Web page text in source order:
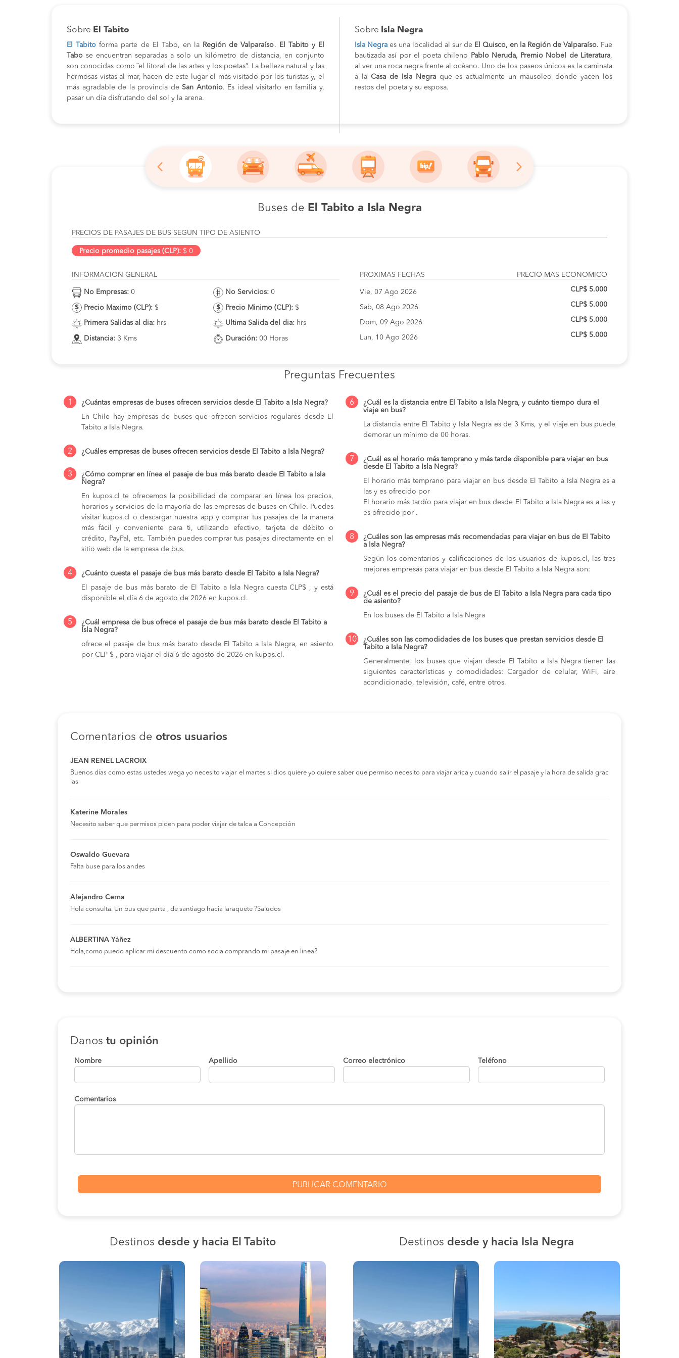
Sobre El Tabito
El Tabito forma parte de El Tabo, en la Región de Valparaíso.
El Tabito y El
Tabo se encuentran separadas a solo un kilómetro de distancia, en conjunto
son conocidas como ¨el litoral de las artes y los poetas”. La belleza natural y las
hermosas vistas al mar, hacen de este lugar el más visitado por los turistas y, el
más agradable de la provincia deSan Antonio. Es ideal visitarlo en familia y,
pasar un día disfrutando del sol y la arena.
Sobre Isla Negra
Isla Negra es una localidad al sur de El Quisco, en la Región de Valparaíso. Fue
bautizada así por el poeta chileno
Pablo Neruda, Premio Nobel de Literatura,
al ver una roca negra frente al océano. Uno de los paseos únicos es la caminata
a laCasa de Isla Negraque es actualmente un mausoleo donde yacen los
restos del poeta y su esposa.
Buses de El Tabito a Isla Negra
PRECIOS DE PASAJES DE BUS SEGUN TIPO DE ASIENTO
Precio promedio pasajes (CLP): $ 0
INFORMACION GENERAL
No Empresas: 0
Precio Maximo (CLP): $
Primera Salidas al dia: hrs
Distancia: 3 Kms
No Servicios: 0
Precio Minimo (CLP): $
Ultima Salida del dia: hrs
Duración: 00 Horas
PROXIMAS FECHAS PRECIO MAS ECONOMICO
Vie, 07 Ago 2026
Sab, 08 Ago 2026
Dom, 09 Ago 2026
Lun, 10 Ago 2026
CLP$ 5.000
CLP$ 5.000
CLP$ 5.000
CLP$ 5.000
Preguntas Frecuentes
1
¿Cuántas empresas de buses ofrecen servicios desde El Tabito a Isla Negra?
En Chile hay empresas de buses que ofrecen servicios regulares desde El
Tabito a Isla Negra.
2 ¿Cuáles empresas de buses ofrecen servicios desde El Tabito a Isla Negra?
3
¿Cómo comprar en línea el pasaje de bus más barato desde El Tabito a Isla
Negra?
En kupos.cl te ofrecemos la posibilidad de comparar en línea los precios,
horarios y servicios de la mayoría de las empresas de buses en Chile. Puedes
visitar kupos.cl o descargar nuestra app y comprar tus pasajes de la manera
más fácil y conveniente para ti, utilizando efectivo, tarjeta de débito o
crédito, PayPal, etc. También puedes comprar tus pasajes directamente en el
sitio web de la empresa de bus.
4
¿Cuánto cuesta el pasaje de bus más barato desde El Tabito a Isla Negra?
El pasaje de bus más barato de El Tabito a Isla Negra cuesta CLP$ , y está
disponible el día 6 de agosto de 2026 en kupos.cl.
5
¿Cuál empresa de bus ofrece el pasaje de bus más barato desde El Tabito a
Isla Negra?
ofrece el pasaje de bus más barato desde El Tabito a Isla Negra, en asiento
por CLP $ , para viajar el día 6 de agosto de 2026 en kupos.cl.
6
¿Cuál es la distancia entre El Tabito a Isla Negra, y cuánto tiempo dura el
viaje en bus?
La distancia entre El Tabito y Isla Negra es de 3 Kms, y el viaje en bus puede
demorar un mínimo de 00 horas.
7
¿Cuál es el horario más temprano y más tarde disponible para viajar en bus
desde El Tabito a Isla Negra?
El horario más temprano para viajar en bus desde El Tabito a Isla Negra es a
las y es ofrecido por
El horario más tardío para viajar en bus desde El Tabito a Isla Negra es a las y
es ofrecido por .
8
¿Cuáles son las empresas más recomendadas para viajar en bus de El Tabito
a Isla Negra?
Según los comentarios y calificaciones de los usuarios de kupos.cl, las tres
mejores empresas para viajar en bus desde El Tabito a Isla Negra son:
9
¿Cuál es el precio del pasaje de bus de El Tabito a Isla Negra para cada tipo
de asiento?
En los buses de El Tabito a Isla Negra
10
¿Cuáles son las comodidades de los buses que prestan servicios desde El
Tabito a Isla Negra?
Generalmente, los buses que viajan desde El Tabito a Isla Negra tienen las
siguientes características y comodidades: Cargador de celular, WiFi, aire
acondicionado, televisión, café, entre otros.
Comentarios de otros usuarios
JEAN RENEL LACROIX
Buenos días como estas ustedes wega yo necesito viajar el martes si dios quiere yo quiere saber que permiso necesito para viajar arica y cuando salir el pasaje y la hora de salida grac
ias
Katerine Morales
Necesito saber que permisos piden para poder viajar de talca a Concepción
Oswaldo Guevara
Falta buse para los andes
Alejandro Cerna
Hola consulta. Un bus que parta , de santiago hacia laraquete ?Saludos
ALBERTINA Yáñez
Hola,como puedo aplicar mi descuento como socia comprando mi pasaje en linea?
Danos tu opinión
Nombre Apellido Correo electrónico Teléfono
Comentarios
Destinos desde y hacia El Tabito Destinos desde y hacia Isla Negra